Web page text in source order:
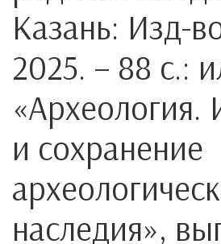
Казань: Изд-
2025. – 88 с.:
«Археология.
и сохранение
наследия»,